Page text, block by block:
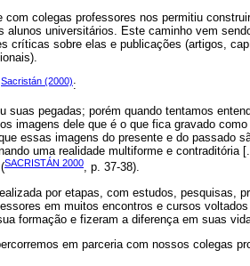
com colegas professores nos permitiu
alunos universitários. Este caminho vem
críticas sobre elas e publicações (artigos,
Sacristán (2000):
suas pegadas; porém quando tentamos
imagens dele que é o que fica gravado
essas imagens do presente e do passado
uma realidade multiforme e contraditória
SACRISTÁN 2000, p. 37-38).
por etapas, com estudos, pesquisas,
em muitos encontros e cursos
formação e fizeram a diferença em suas
em parceria com nossos colegas